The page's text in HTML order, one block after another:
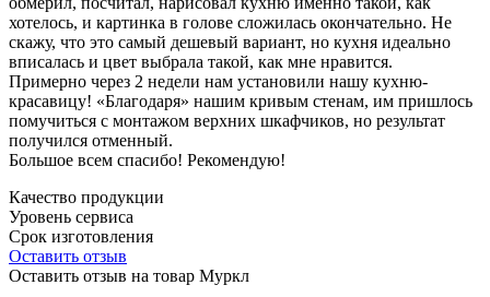
хотелось, и картинка в голове сложилась окончательно. Не
скажу, что это самый дешевый вариант, но кухня идеально
вписалась и цвет выбрала такой, как мне нравится.
Примерно через 2 недели нам установили нашу кухню-
красавицу! «Благодаря» нашим кривым стенам, им пришлось
помучиться с монтажом верхних шкафчиков, но результат
получился отменный.
Большое всем спасибо! Рекомендую!
Качество продукции
Уровень сервиса
Срок изготовления
Оставить отзыв
Оставить отзыв на товар Муркл